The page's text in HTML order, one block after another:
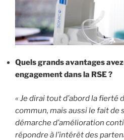
Quels grands avantages
engagement dans la RSE ?
« Je dirai tout d’abord la fierté
commun, mais aussi le fait de
démarche d’amélioration
répondre à l’intérêt des